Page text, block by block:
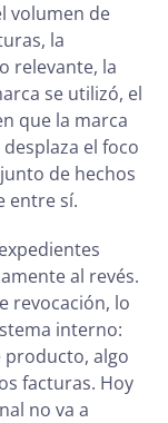
volumen de
la
relevante, la
se utilizó, el
que la marca
el foco
de hechos
entre sí.
al revés.
revocación, lo
interno:
producto, algo
facturas. Hoy
no va a